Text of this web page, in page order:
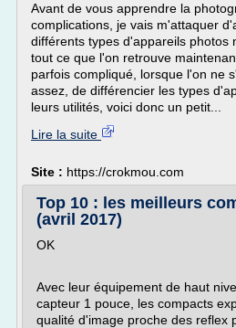
Avant de vous apprendre la
complications, je vais m'attaquer
différents types d'appareils photos
tout ce que l'on retrouve
parfois compliqué, lorsque l'on ne
assez, de différencier les types
leurs utilités, voici donc un petit...
Lire la suite
Site : https://crokmou.com
Top 10 : les meilleurs
(avril 2017)
OK
Avec leur équipement de haut
capteur 1 pouce, les compacts
qualité d'image proche des reflex